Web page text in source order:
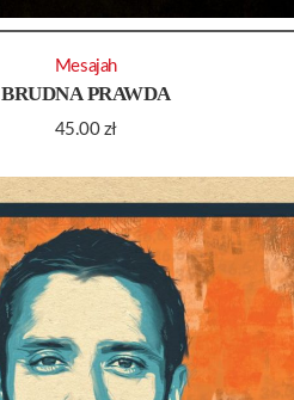
BRUDNA PRAWDA
45.00 zł
Mesajah